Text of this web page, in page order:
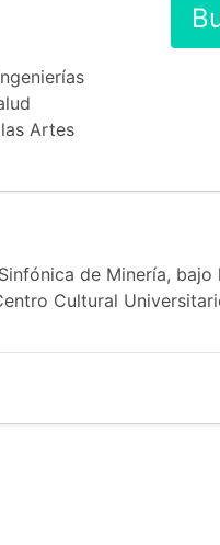
Artes
de Minería, bajo
Cultural